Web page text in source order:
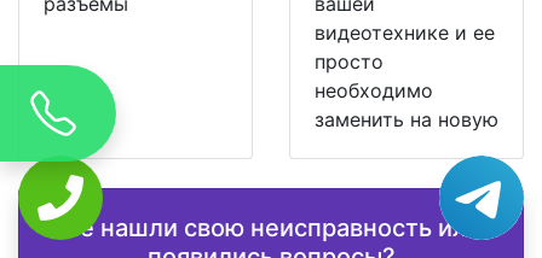
видеотехнике и ее
просто
необходимо
заменить на новую
Не нашли свою неисправность или